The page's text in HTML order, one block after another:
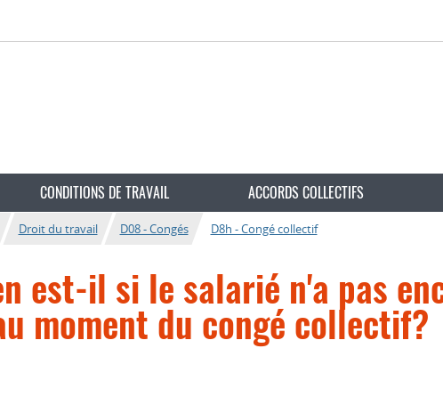
CONDITIONS DE TRAVAIL ACCORDS COLLECTIFS
Droit du travail D08 - Congés D8h - Congé collectif
est-il si le salarié n'a pas
moment du congé collectif?